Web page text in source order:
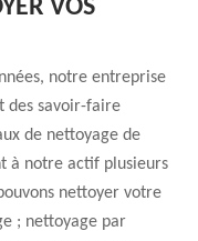
VOS
notre entreprise
des savoir-faire
de nettoyage de
à notre actif plusieurs
nettoyer votre
; nettoyage par